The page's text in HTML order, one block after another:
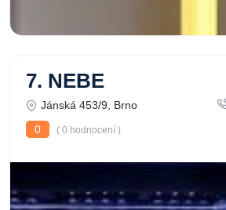
7. NEBE
Jánská 453/9, Brno
0
( 0 hodnocení )